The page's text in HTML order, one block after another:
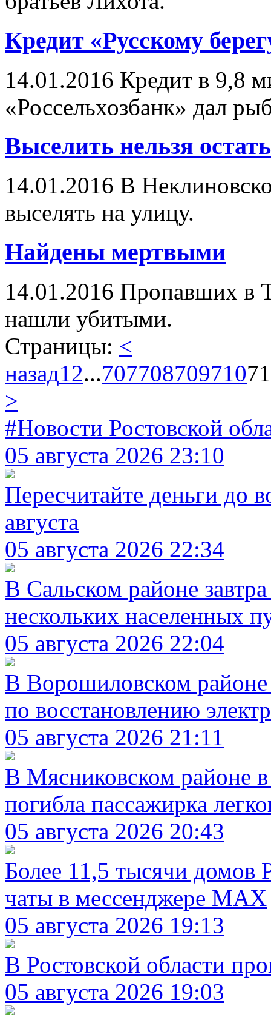
Кредит «Русскому
14.01.2016 Кредит в 9,8
«Россельхозбанк» дал
Выселить нельзя
14.01.2016 В
выселять на улицу.
Найдены мертвыми
14.01.2016 Пропавших в
нашли убитыми.
Страницы: <
назад1 2...707708709710
>
#Новости Ростовской
05 августа 2026 23:10
Пересчитайте деньги до
августа
05 августа 2026 22:34
В Сальском районе
нескольких населенных
05 августа 2026 22:04
В Ворошиловском
по восстановлению
05 августа 2026 21:11
В Мясниковском районе
погибла пассажирка
05 августа 2026 20:43
Более 11,5 тысячи домов
чаты в мессенджере MAX
05 августа 2026 19:13
В Ростовской области
05 августа 2026 19:03